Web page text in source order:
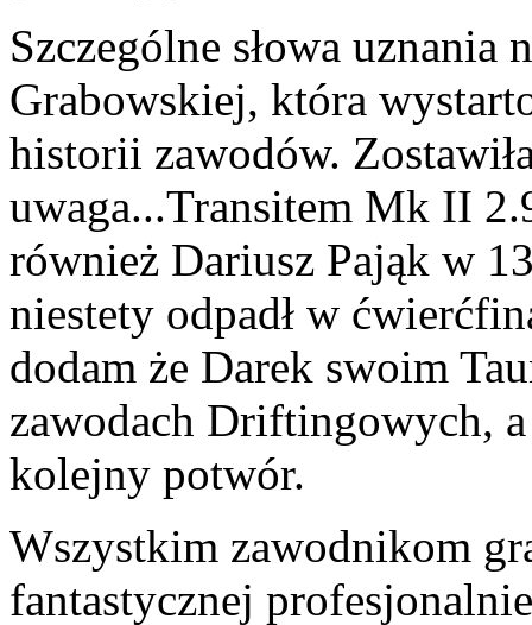
Szczególne słowa
Grabowskiej, która
historii zawodów.
uwaga...Transitem Mk II
również Dariusz Pająk w
niestety odpadł w
dodam że Darek swoim
zawodach Driftingowych,
kolejny potwór.
Wszystkim zawodnikom
fantastycznej